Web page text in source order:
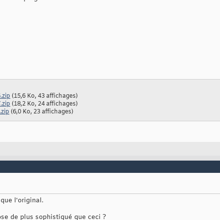
(15,6 Ko, 43 affichages)
(18,2 Ko, 24 affichages)
(6,0 Ko, 23 affichages)
l'original.
de plus sophistiqué que ceci ?